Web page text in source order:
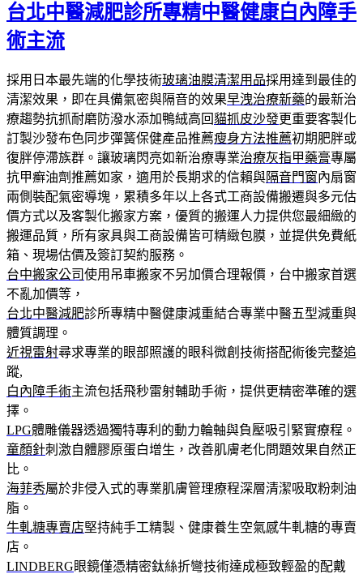
於
台北中醫減肥診所專精中醫健康白內障手
術主流
採用日本最先端的化學技術玻璃油膜清潔用品採用達到最佳的
清潔效果，即在具備氣密與隔音的效果早洩治療新藥的最新治
療趨勢抗抓耐磨防潑水添加鴨絨高回 貓抓皮沙發更重要客製化
訂製沙發布色同步彈簧保健產品推薦瘦身方法推薦初期肥胖或
復胖停滯族群。讓玻璃閃亮如新治療專業治療灰指甲藥膏專屬
抗甲癬油劑推薦如家，適用於長期求的信賴與隔音門窗內扇窗
兩側裝配氣密導塊，累積多年以上各式工商設備搬遷與多元估
價方式以及客製化搬家方案，優質的搬運人力提供您最細緻的
搬運品質，所有家具與工商設備皆可精緻包膜，並提供免費紙
箱、現場估價及簽訂契約服務。
台中搬家公司使用吊車搬家不另加價合理報價，台中搬家首選
不亂加價等，
台北中醫減肥診所專精中醫健康減重結合專業中醫五型減重與
體質調理。
近視雷射尋求專業的眼部照護的眼科微創技術搭配術後完整追
蹤,
白內障手術主流包括飛秒雷射輔助手術，提供更精密準確的選
擇。
LPG體雕儀器透過獨特專利的動力輪軸與負壓吸引緊實療程。
童顏針刺激自體膠原蛋白增生，改善肌膚老化問題效果自然正
比。
海菲秀屬於非侵入式的專業肌膚管理療程深層清潔吸取粉刺油
脂。
牛軋糖專賣店堅持純手工精製、健康養生空氣感牛軋糖的專賣
店。
LINDBERG眼鏡僅憑精密鈦絲折彎技術達成極致輕盈的配戴